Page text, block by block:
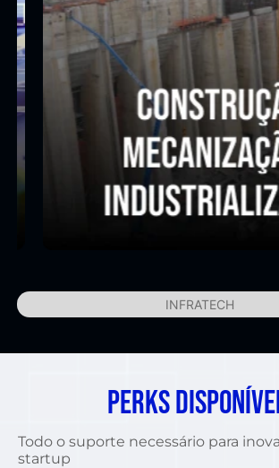
INFRATECH
Perks
Todo o suporte necessário para
startup